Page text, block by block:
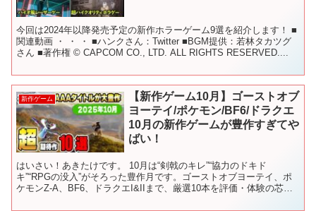
今回は2024年以降発売予定の新作ホラーゲーム9選を紹介します！ ■
関連動画 ・ ・ ・ ■ハンクさん：Twitter ■BGM提供：若林タカツグ
さん ■著作権 © CAPCOM CO., LTD. ALL RIGHTS RESERVED....
新作ゲーム
【新作ゲーム10月】ゴーストオブ
ヨーテイ/ポケモン/BF6/ドラクエ
10月の新作ゲームが豊作すぎてや
ばい！
はいさい！あきたけです。 10月は“剣戟のキレ”“協力のドキド
キ”“RPGの没入”がそろった豊作月です。ゴーストオブヨーテイ、ポ
ケモンZ-A、BF6、ドラクエI&IIまで、厳選10本を評価・体験の芯・